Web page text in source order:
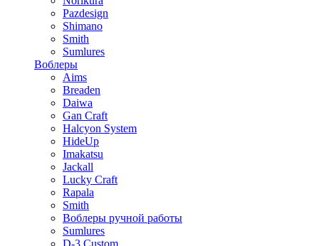
Pazdesign
Shimano
Smith
Sumlures
Воблеры
Aims
Breaden
Daiwa
Gan Craft
Halcyon System
HideUp
Imakatsu
Jackall
Lucky Craft
Rapala
Smith
Воблеры ручной работы
Sumlures
D-3 Custom